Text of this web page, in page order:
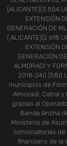
(ALICANTE)(3.504
EXTENSIÓN
GENERACIÓN DE
( ALICANTE)(2.618
EXTENSIÓN
GENERACIÓN
ALMORADÍ Y
2018-240 (580
municipios de
Almoradí, Catral
gracias al
Banda Ancha
Ministerio de
convocatorias de
financiero de la